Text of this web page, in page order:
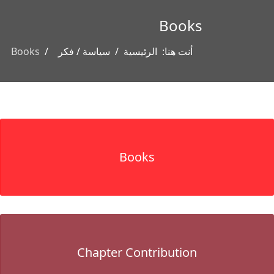
Books
أنت هنا: الرئيسية سياسة / فكر Books
Books
Chapter Contribution